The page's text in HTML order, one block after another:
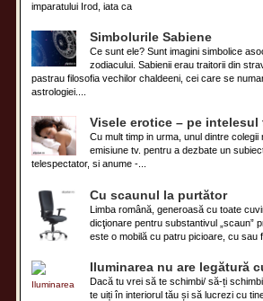
imparatului Irod, iata ca
Simbolurile Sabiene
Ce sunt ele? Sunt imagini simbolice
zodiacului. Sabienii erau traitorii din
pastrau filosofia vechilor chaldeeni, cei care se
astrologiei....
Visele erotice – pe
Cu mult timp in urma, unul dintre
emisiune tv. pentru a dezbate un
telespectator, si anume -...
Cu scaunul la purtător
Limba română, generoasă cu toate
dicţionare pentru substantivul „scaun”
este o mobilă cu patru picioare, cu sau
Iluminarea nu are legătură
Dacă tu vrei să te schimbi/ să-ți
te uiți în interiorul tău și să lucrezi cu